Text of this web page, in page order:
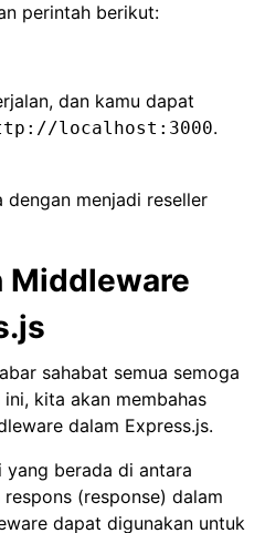
perintah berikut:
dan kamu dapat
localhost:3000.
menjadi reseller
Middleware
sahabat semua semoga
kita akan membahas
dalam Express.js.
berada di antara
(response) dalam
dapat digunakan untuk